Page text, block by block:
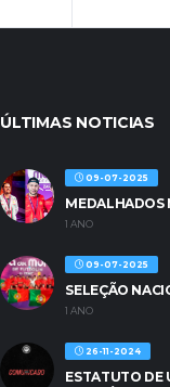
ÚLTIMAS NOTICIAS
09-07-2025
MEDALHADOS
1 ANO
09-07-2025
SELEÇÃO
1 ANO
26-11-2024
ESTATUTO DE